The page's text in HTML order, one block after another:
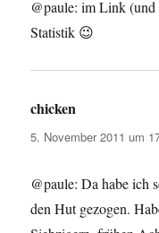
@paule: im Link
Statistik 😉
chicken
5. November 2011 um
@paule: Da habe ich
den Hut gezogen.